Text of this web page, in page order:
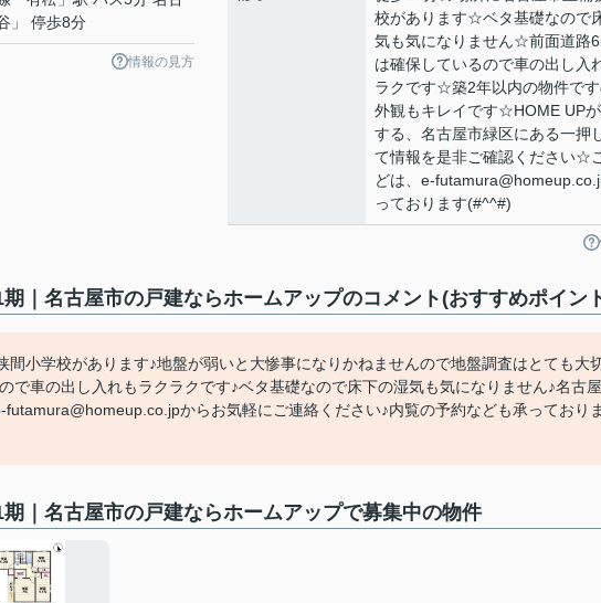
」 停歩8分
情報の見方
校があります☆ベタ基礎なので
気も気になりません☆前面道路
は確保しているので車の出し入
ラクです☆築2年以内の物件です
外観もキレイです☆HOME UP
する、名古屋市緑区にある一押
て情報を是非ご確認ください☆
どは、e-
っております(#^^#)
｜名古屋市の戸建ならホームアップのコメント(おすすめポイン
間小学校があります♪地盤が弱いと大惨事になりかねませんので地盤調査はとても大
で車の出し入れもラクラクです♪ベタ基礎なので床下の湿気も気になりません♪名古
futamura@homeup.co.jpからお気軽にご連絡ください♪内覧の予約なども承っており
｜名古屋市の戸建ならホームアップで募集中の物件